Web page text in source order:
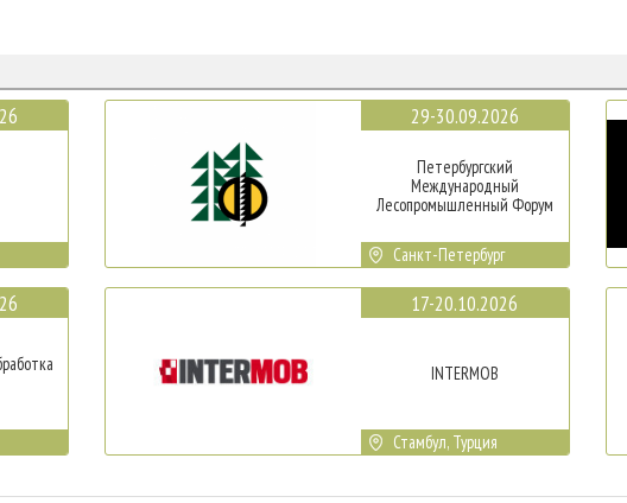
29-30.09.2026
Петербургский
Международный
Лесопромышленный Форум
Санкт-Петербург
17-20.10.2026
INTERMOB
Стамбул, Турция